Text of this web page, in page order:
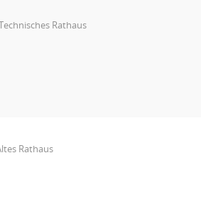
Rathaus
Rathaus